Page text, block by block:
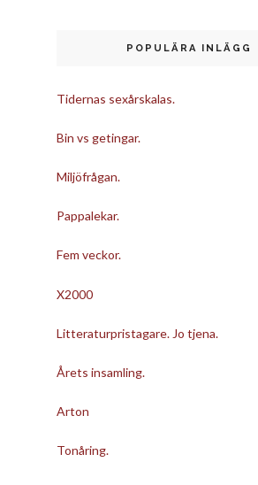
POPULÄRA INLÄGG
Tidernas sexårskalas.
Bin vs getingar.
Miljöfrågan.
Pappalekar.
Fem veckor.
X2000
Litteraturpristagare. Jo tjena.
Årets insamling.
Arton
Tonåring.